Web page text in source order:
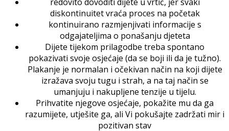
diskontinuitet vraća proces na početak
kontinuirano razmjenjivati informacije s
odgajateljima o ponašanju djeteta
Dijete tijekom prilagodbe treba spontano
pokazivati svoje osjećaje (da se boji ili da je tužno).
Plakanje je normalan i očekivan način na koji dijete
izražava svoju tugu i strah, a na taj način se
umanjuju i nakupljene tenzije u tijelu.
Prihvatite njegove osjećaje, pokažite mu da ga
razumijete, utješite ga, ali Vi pokušajte zadržati mir i
pozitivan stav